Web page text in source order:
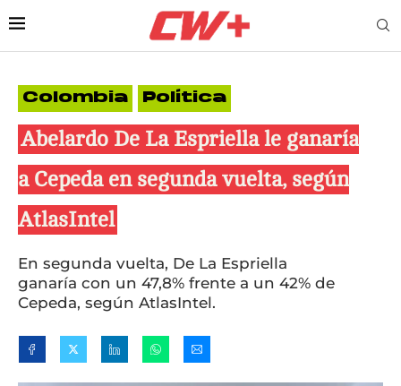
Colombia Política
Abelardo De La Espriella le ganaría
a Cepeda en segunda vuelta, según
AtlasIntel
En segunda vuelta, De La Espriella
ganaría con un 47,8% frente a un 42% de
Cepeda, según AtlasIntel.